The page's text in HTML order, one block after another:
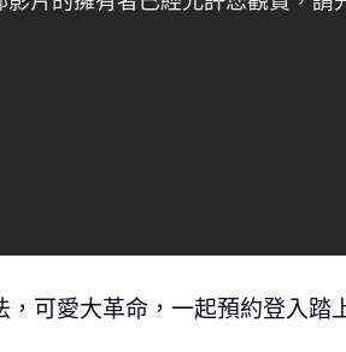
可愛大革命，一起預約登入踏